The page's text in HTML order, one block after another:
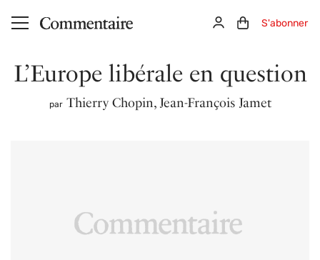
Aller au contenu principal ConnexionPanier (0)
S'abonner
L’Europe libérale en question
par Thierry Chopin, Jean-François Jamet